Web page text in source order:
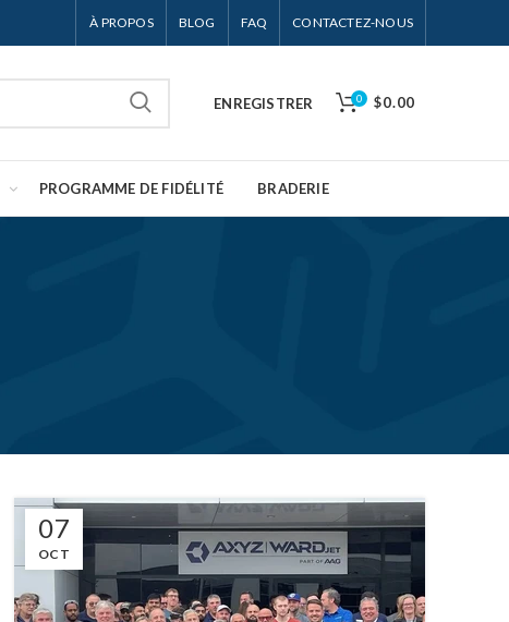
À PROPOS BLOG FAQ CONTACTEZ-NOUS
ENREGISTRER 0 $0.00
PROGRAMME DE FIDÉLITÉ BRADERIE
07
OCT